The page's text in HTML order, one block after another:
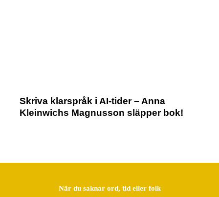
Skriva klarspråk i AI-tider – Anna
Kleinwichs Magnusson släpper bok!
När du saknar ord, tid eller folk